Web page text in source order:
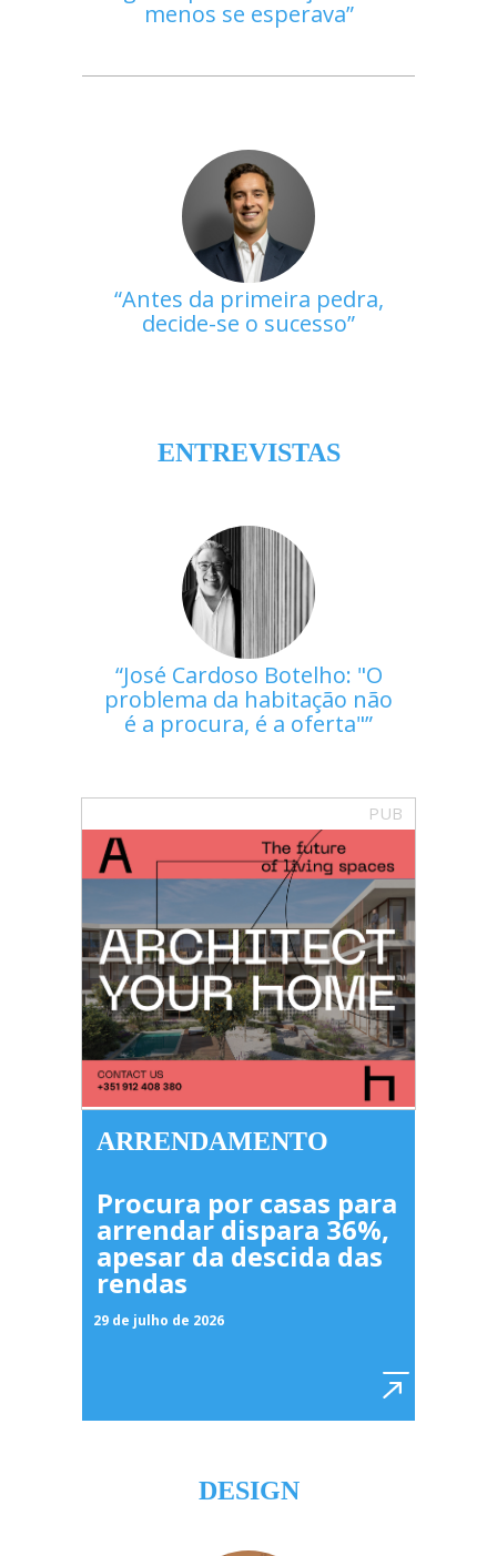
menos se esperava
Antes da primeira pedra,
decide-se o sucesso
ENTREVISTAS
José Cardoso Botelho: "O
problema da habitação não
é a procura, é a oferta"
PUB
ARRENDAMENTO
Procura por casas para
arrendar dispara 36%,
apesar da descida das
rendas
29 de julho de 2026
DESIGN